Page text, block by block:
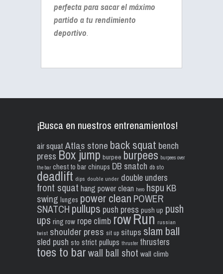
perfecta para sacar el máximo
partido a tu rendimiento
deportivo.
¡Busca en nuestros entrenamientos!
air squat Atlas stone back squat bench
press Box jump burpee burpees burpees over
the bar chest to bar chinups DB snatch db sto
deadlift dips double under double unders
front squat hang power clean hero hspu KB
swing lunges power clean POWER
SNATCH pullups push press push up push
ups ring row rope climb rowRun russian
twist shoulder press sit up situps slam ball
sled push sto strict pullups thruster thrusters
toes to barwall ball shot wall climb